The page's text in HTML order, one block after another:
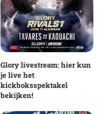
Glory livestream: hier kun
je live het
kickboksspektakel
bekijken!